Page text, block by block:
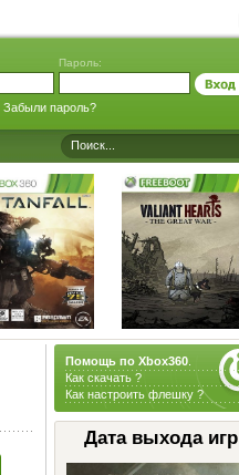
Пароль:
Забыли пароль?
Помощь по Xbox360.
Как скачать ?
Как настроить флешку ?
Дата выхода игр